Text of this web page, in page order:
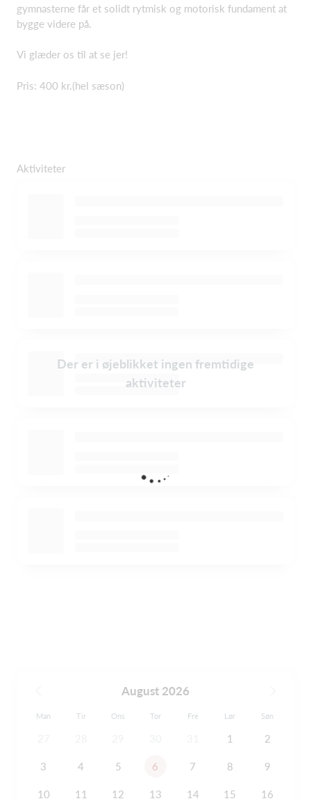
gymnasterne får et solidt rytmisk og motorisk fundament at
bygge videre på.
Vi glæder os til at se jer!
Pris: 400 kr.(hel sæson)
Aktiviteter
Der er i øjeblikket ingen fremtidige
aktiviteter
August 2026
Man Tir Ons Tor Fre Lør Søn
1 2
3 4 5 6 7 8 9
10 11 12 13 14 15 16